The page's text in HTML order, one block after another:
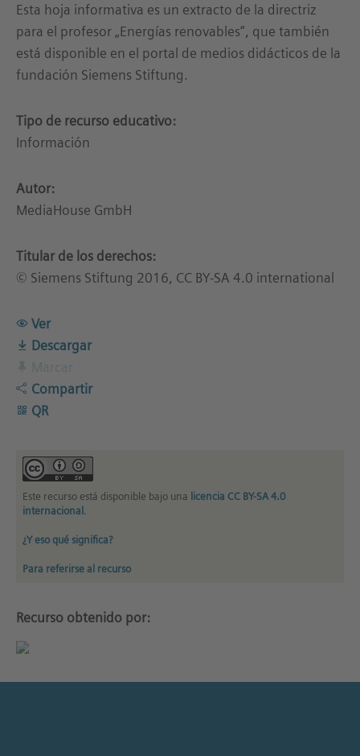
Esta hoja informativa es un extracto de la directriz
para el profesor „Energías renovables“, que también
está disponible en el portal de medios didácticos de la
fundación Siemens Stiftung.
Tipo de recurso educativo:
Información
Autor:
MediaHouse GmbH
Titular de los derechos:
© Siemens Stiftung 2016, CC BY-SA 4.0 international
Ver
Descargar
Compartir
QR
Este recurso está disponible bajo una licencia CC BY-SA 4.0
internacional.
¿Y eso qué significa?
Para referirse al recurso
Recurso obtenido por: